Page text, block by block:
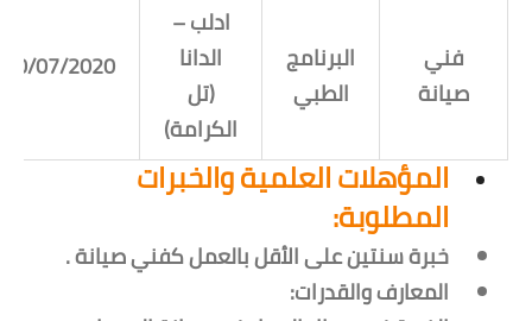
فني
صيانة
البرنامج
الطبي
ادلب –
الدانا
(تل
الكرامة)
10/07/2020
المؤهلات العلمية والخبرات
المطلوبة:
خبرة سنتين على الأقل بالعمل كفني صيانة .
المعارف والقدرات: